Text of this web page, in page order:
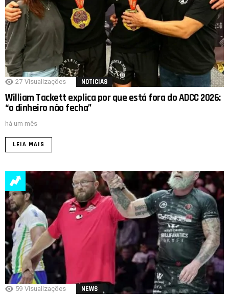
27 Visualizações NOTICIAS
William Tackett explica por que está fora do ADCC 2026:
“o dinheiro não fecha”
há um mês
LEIA MAIS
59 Visualizações NEWS